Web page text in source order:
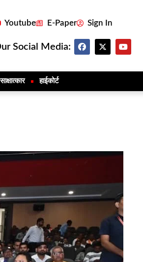
Youtube E-Paper Sign In
Social Media:
साक्षात्कार हाईकोर्ट